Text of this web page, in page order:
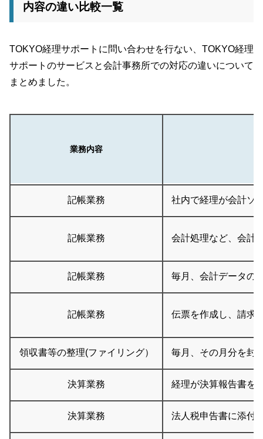
内容の違い比較一覧
TOKYO経理サポートに問い合わせを行ない、TOKYO経理
サポートのサービスと会計事務所での対応の違いについて
まとめました。
業務内容
記帳業務 社内で経理が会計ソ
記帳業務 会計処理など、会計
記帳業務 毎月、会計データの
記帳業務 伝票を作成し、請求
領収書等の整理(ファイリング） 毎月、その月分を封
決算業務 経理が決算報告書を
決算業務 法人税申告書に添付